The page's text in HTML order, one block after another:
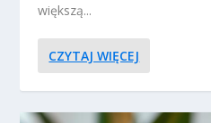
większą...
CZYTAJ WIĘCEJ